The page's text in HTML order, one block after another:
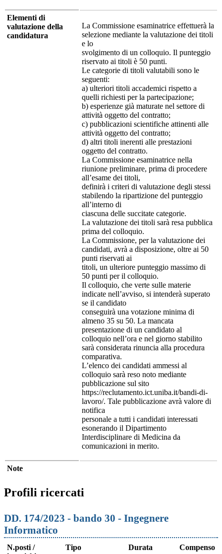
Elementi di
valutazione della
candidatura
La Commissione esaminatrice effettuerà la
selezione mediante la valutazione dei titoli
e lo
svolgimento di un colloquio. Il punteggio
riservato ai titoli è 50 punti.
Le categorie di titoli valutabili sono le
seguenti:
a) ulteriori titoli accademici rispetto a
quelli richiesti per la partecipazione;
b) esperienze già maturate nel settore di
attività oggetto del contratto;
c) pubblicazioni scientifiche attinenti alle
attività oggetto del contratto;
d) altri titoli inerenti alle prestazioni
oggetto del contratto.
La Commissione esaminatrice nella
riunione preliminare, prima di procedere
all’esame dei titoli,
definirà i criteri di valutazione degli stessi
stabilendo la ripartizione del punteggio
all’interno di
ciascuna delle succitate categorie.
La valutazione dei titoli sarà resa pubblica
prima del colloquio.
La Commissione, per la valutazione dei
candidati, avrà a disposizione, oltre ai 50
punti riservati ai
titoli, un ulteriore punteggio massimo di
50 punti per il colloquio.
Il colloquio, che verte sulle materie
indicate nell’avviso, si intenderà superato
se il candidato
conseguirà una votazione minima di
almeno 35 su 50. La mancata
presentazione di un candidato al
colloquio nell’ora e nel giorno stabilito
sarà considerata rinuncia alla procedura
comparativa.
L’elenco dei candidati ammessi al
colloquio sarà reso noto mediante
pubblicazione sul sito
https://reclutamento.ict.uniba.it/bandi-di-
lavoro/. Tale pubblicazione avrà valore di
notifica
personale a tutti i candidati interessati
esonerando il Dipartimento
Interdisciplinare di Medicina da
comunicazioni in merito.
Note
Profili ricercati
DD. 174/2023 - bando 30 - Ingegnere
Informatico
N.posti /
Tipo Durata Compenso